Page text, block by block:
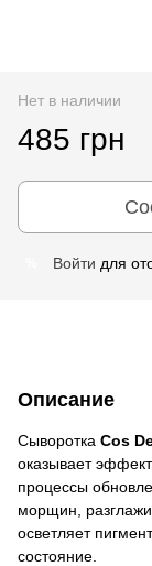
Нет в наличии
485 грн
Войти для
Описание
Сыворотка Cos
оказывает
процессы
морщин,
осветляет
состояние.